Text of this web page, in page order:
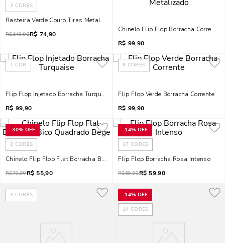
3 CORES
Rasteira Verde Couro Tiras Metalizadas
R$149,90R$ 74,90
R$ 99,90
1 COR
Flip Flop Injetado Borracha Turquaise
R$ 99,90
8 CORES
Flip Flop Verde Borracha Corrente
R$ 99,90
-30% OFF
2 CORES
Chinelo Flip Flop Flat Borracha Bico Quadrado Bege
R$79,90R$ 55,90
-14% OFF
17 CORES
Flip Flop Borracha Rosa Intenso
R$69,90R$ 59,90
3 CORES -14% OFF
14 CORES